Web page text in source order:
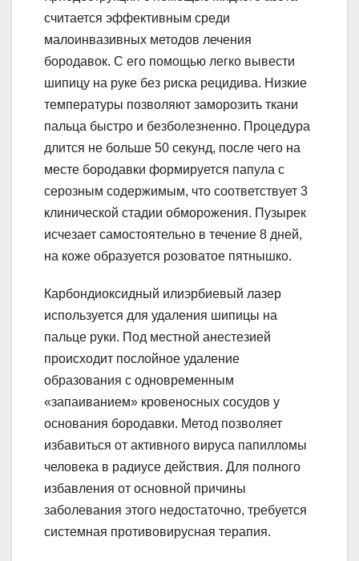
считается эффективным среди
малоинвазивных методов лечения
бородавок. С его помощью легко вывести
шипицу на руке без риска рецидива. Низкие
температуры позволяют заморозить ткани
пальца быстро и безболезненно. Процедура
длится не больше 50 секунд, после чего на
месте бородавки формируется папула с
серозным содержимым, что соответствует 3
клинической стадии обморожения. Пузырек
исчезает самостоятельно в течение 8 дней,
на коже образуется розоватое пятнышко.
Карбондиоксидный илиэрбиевый лазер
используется для удаления шипицы на
пальце руки. Под местной анестезией
происходит послойное удаление
образования с одновременным
«запаиванием» кровеносных сосудов у
основания бородавки. Метод позволяет
избавиться от активного вируса папилломы
человека в радиусе действия. Для полного
избавления от основной причины
заболевания этого недостаточно, требуется
системная противовирусная терапия.